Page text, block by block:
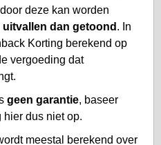
deze kan worden
dan getoond . In
Korting berekend op
vergoeding dat
geen garantie, baseer
dus niet op.
meestal berekend over